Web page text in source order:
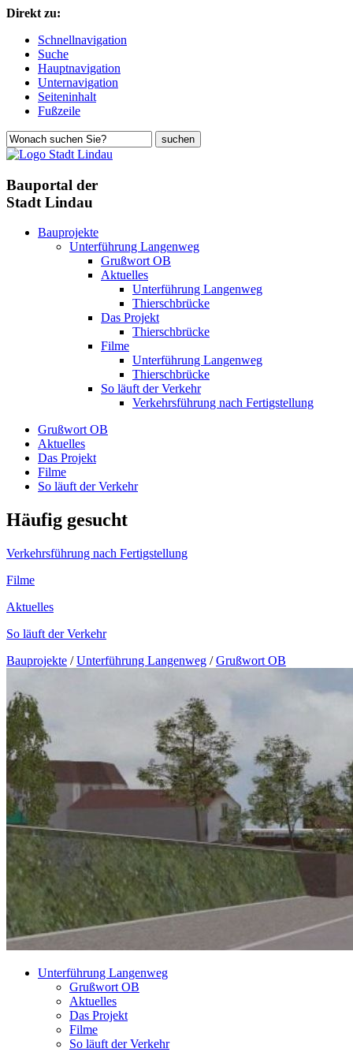
Direkt zu:
Schnellnavigation
Suche
Hauptnavigation
Unternavigation
Seiteninhalt
Fußzeile
Bauportal der
Stadt Lindau
Bauprojekte
Unterführung Langenweg
Grußwort OB
Aktuelles
Unterführung Langenweg
Thierschbrücke
Das Projekt
Thierschbrücke
Filme
Unterführung Langenweg
Thierschbrücke
So läuft der Verkehr
Verkehrsführung nach Fertigstellung
Grußwort OB
Aktuelles
Das Projekt
Filme
So läuft der Verkehr
Häufig gesucht
Verkehrsführung nach Fertigstellung
Filme
Aktuelles
So läuft der Verkehr
Bauprojekte /Unterführung Langenweg /Grußwort OB
Unterführung Langenweg
Grußwort OB
Aktuelles
Das Projekt
Filme
So läuft der Verkehr